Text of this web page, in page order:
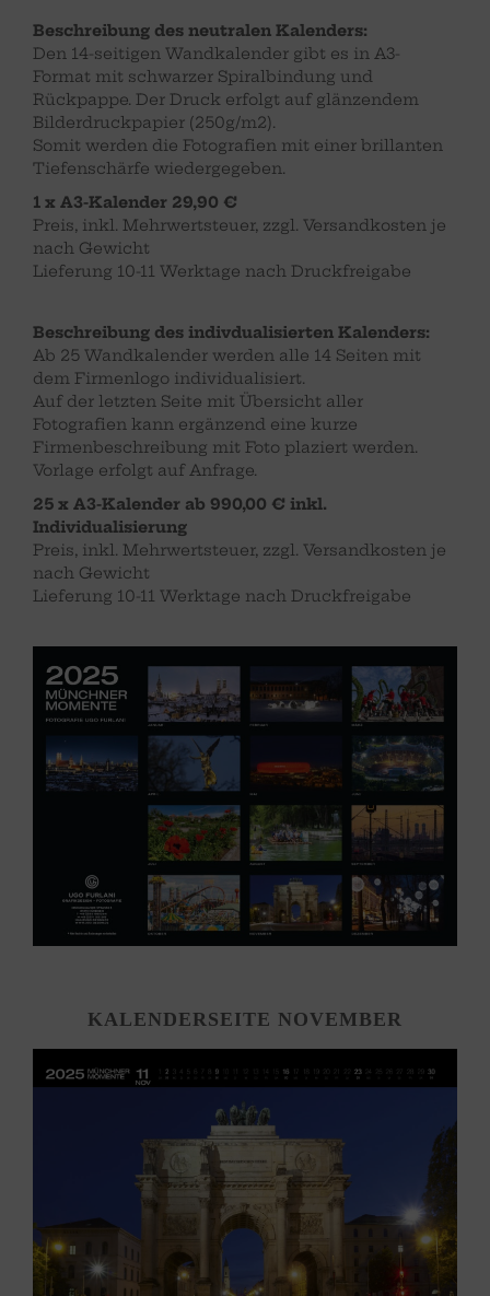
Beschreibung des neutralen Kalenders:
Den 14-seitigen Wandkalender gibt es in A3-
Format mit schwarzer Spiralbindung und
Rückpappe. Der Druck erfolgt auf glänzendem
Bilderdruckpapier (250g/m2).
Somit werden die Fotografien mit einer brillanten
Tiefenschärfe wiedergegeben.
1 x A3-Kalender 29,90 €
Preis, inkl. Mehrwertsteuer, zzgl. Versandkosten je
nach Gewicht
Lieferung 10-11 Werktage nach Druckfreigabe
Beschreibung des indivdualisierten Kalenders:
Ab 25 Wandkalender werden alle 14 Seiten mit
dem Firmenlogo individualisiert.
Auf der letzten Seite mit Übersicht aller
Fotografien kann ergänzend eine kurze
Firmenbeschreibung mit Foto plaziert werden.
Vorlage erfolgt auf Anfrage.
25 x A3-Kalender ab 990,00 € inkl.
Individualisierung
Preis, inkl. Mehrwertsteuer, zzgl. Versandkosten je
nach Gewicht
Lieferung 10-11 Werktage nach Druckfreigabe
KALENDERSEITE NOVEMBER